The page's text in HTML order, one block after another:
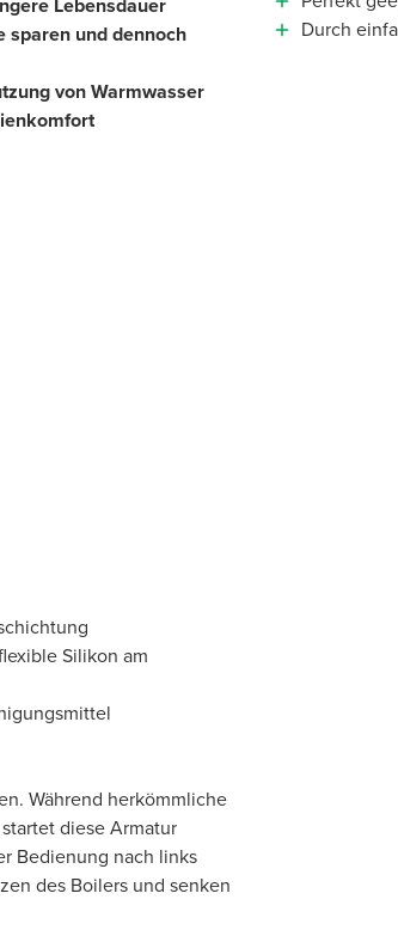
sparen und dennoch
von Warmwasser
Silikon am
Während herkömmliche
diese Armatur
Bedienung nach links
des Boilers und senken
Durch